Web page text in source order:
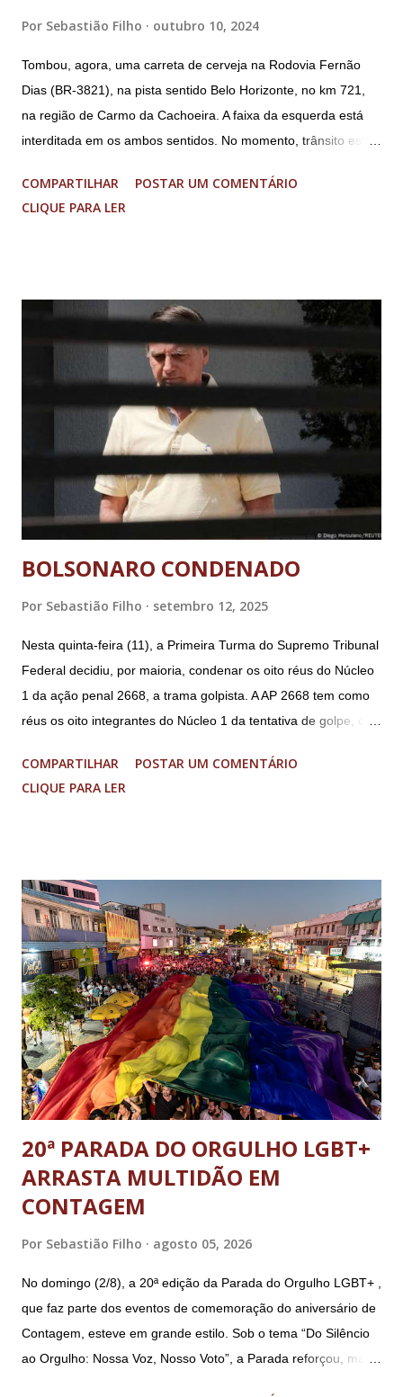
Por Sebastião Filho outubro 10, 2024
Tombou, agora, uma carreta de cerveja na Rodovia Fernão
Dias (BR-3821), na pista sentido Belo Horizonte, no km 721,
na região de Carmo da Cachoeira. A faixa da esquerda está
interditada em os ambos sentidos. No momento, trânsito está
Imagens @transitofernaodias *Por Sebastião Filho
COMPARTILHAR
POSTAR UM COMENTÁRIO
CLIQUE PARA LER
BOLSONARO CONDENADO
Por Sebastião Filho setembro 12, 2025
Nesta quinta-feira (11), a Primeira Turma do Supremo Tribunal
Federal decidiu, por maioria, condenar os oito réus do Núcleo
1 da ação penal 2668, a trama golpista. A AP 2668 tem como
réus os oito integrantes do Núcleo 1 da tentativa de golpe, ou
(PGR): o deputado federal Alexandre Ramagem, ex-diretor da
Agência Brasileira de Inteligência (Abin); o almirante Almir
Segurança Institucional (GSI); o tenente-coronel Mauro Cid,
ex-ajudante de ordens de Bolsonaro (réu-colaborador); o ex-
presidente da República Jair Bolsonaro; o general Paulo
Sérgio Nogueira, ex-ministro da Defesa; e o general da
reserva Walter Braga Netto, ex-ministro da Casa Civil e da
Defesa. A acusação envolveu os crimes de tentativa de
abolição violenta do Estado Democrático de Direito, golpe de
E...
COMPARTILHAR
POSTAR UM COMENTÁRIO
CLIQUE PARA LER
20ª PARADA DO ORGULHO LGBT+
ARRASTA MULTIDÃO EM
CONTAGEM
Por Sebastião Filho agosto 05, 2026
No domingo (2/8), a 20ª edição da Parada do Orgulho LGBT+ ,
que faz parte dos eventos de comemoração do aniversário de
Contagem, esteve em grande estilo. Sob o tema “Do Silêncio
ao Orgulho: Nossa Voz, Nosso Voto”, a Parada reforçou, mais